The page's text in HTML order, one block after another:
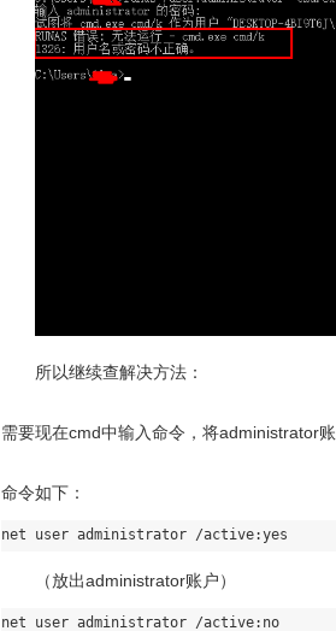
所以继续查解决方法：
需要现在cmd中输入命令，将administrator账
命令如下：
（放出administrator账户）